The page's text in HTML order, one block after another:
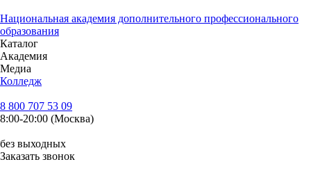
Национальная академия дополнительного профессионального
образования
Каталог
Академия
Медиа
Колледж
8 800 707 53 09
8:00-20:00 (Москва)
без выходных
Заказать звонок